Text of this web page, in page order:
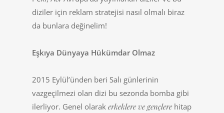
diziler için reklam stratejisi nasıl olmalı biraz
da bunlara değinelim!
Eşkıya Dünyaya Hükümdar Olmaz
2015 Eylül’ünden beri Salı günlerinin
vazgeçilmezi olan dizi bu sezonda bomba gibi
ilerliyor. Genel olarak erkeklere ve gençlere hitap